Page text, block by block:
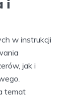
i
w instrukcji
jak i
temat